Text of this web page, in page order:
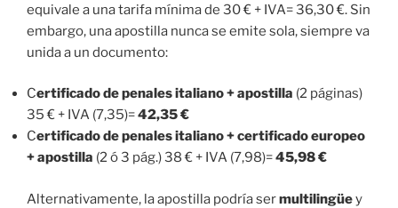
equivale a una tarifa mínima de 30 € + IVA= 36,30 €. Sin
embargo, una apostilla nunca se emite sola, siempre va
unida a un documento:
Certificado de penales italiano + apostilla (2 páginas)
35 € + IVA (7,35)=42,35 €
Certificado de penales italiano + certificado europeo
+ apostilla (2 ó 3 pág.) 38 € + IVA (7,98)=45,98 €
Alternativamente, la apostilla podría sermultilingüey